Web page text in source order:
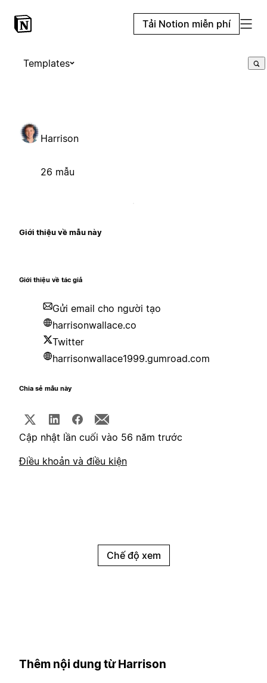
Tải Notion miễn phí
Templates
Harrison
26 mẫu
Giới thiệu về mẫu này
Giới thiệu về tác giả
Gửi email cho người tạo
harrisonwallace.co
Twitter
harrisonwallace1999.gumroad.com
Chia sẻ mẫu này
Cập nhật lần cuối vào 56 năm trước
Điều khoản và điều kiện
Chế độ xem
Thêm nội dung từ Harrison